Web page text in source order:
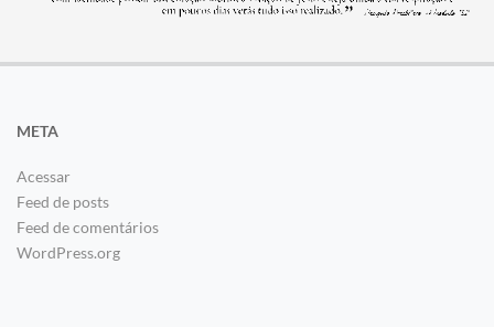
META
Acessar
Feed de posts
Feed de comentários
WordPress.org